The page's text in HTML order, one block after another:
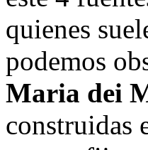
quienes
podemos
Maria dei
construidas